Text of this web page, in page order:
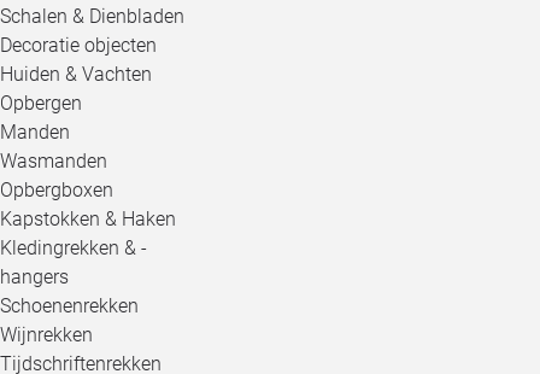
Schalen & Dienbladen
Decoratie objecten
Huiden & Vachten
Opbergen
Manden
Wasmanden
Opbergboxen
Kapstokken & Haken
Kledingrekken & -
hangers
Schoenenrekken
Wijnrekken
Tijdschriftenrekken